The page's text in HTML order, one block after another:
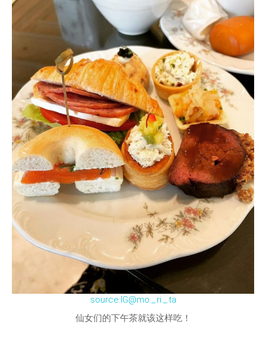
source:IG@mo._.ri._.ta
仙女们的下午茶就该这样吃！